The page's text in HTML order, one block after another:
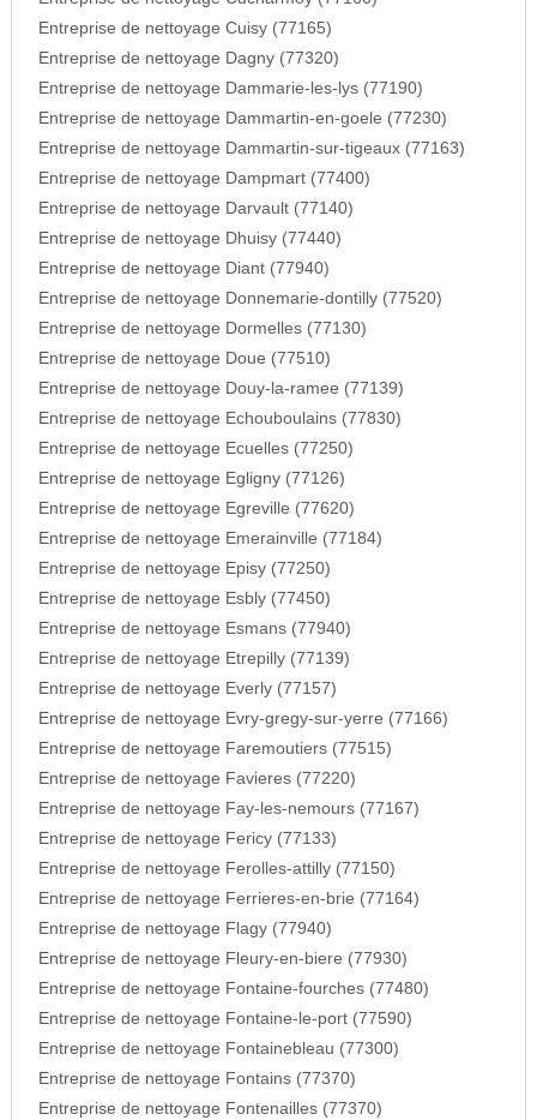
Entreprise de nettoyage Cuisy (77165)
Entreprise de nettoyage Dagny (77320)
Entreprise de nettoyage Dammarie-les-lys (77190)
Entreprise de nettoyage Dammartin-en-goele (77230)
Entreprise de nettoyage Dammartin-sur-tigeaux (77163)
Entreprise de nettoyage Dampmart (77400)
Entreprise de nettoyage Darvault (77140)
Entreprise de nettoyage Dhuisy (77440)
Entreprise de nettoyage Diant (77940)
Entreprise de nettoyage Donnemarie-dontilly (77520)
Entreprise de nettoyage Dormelles (77130)
Entreprise de nettoyage Doue (77510)
Entreprise de nettoyage Douy-la-ramee (77139)
Entreprise de nettoyage Echouboulains (77830)
Entreprise de nettoyage Ecuelles (77250)
Entreprise de nettoyage Egligny (77126)
Entreprise de nettoyage Egreville (77620)
Entreprise de nettoyage Emerainville (77184)
Entreprise de nettoyage Episy (77250)
Entreprise de nettoyage Esbly (77450)
Entreprise de nettoyage Esmans (77940)
Entreprise de nettoyage Etrepilly (77139)
Entreprise de nettoyage Everly (77157)
Entreprise de nettoyage Evry-gregy-sur-yerre (77166)
Entreprise de nettoyage Faremoutiers (77515)
Entreprise de nettoyage Favieres (77220)
Entreprise de nettoyage Fay-les-nemours (77167)
Entreprise de nettoyage Fericy (77133)
Entreprise de nettoyage Ferolles-attilly (77150)
Entreprise de nettoyage Ferrieres-en-brie (77164)
Entreprise de nettoyage Flagy (77940)
Entreprise de nettoyage Fleury-en-biere (77930)
Entreprise de nettoyage Fontaine-fourches (77480)
Entreprise de nettoyage Fontaine-le-port (77590)
Entreprise de nettoyage Fontainebleau (77300)
Entreprise de nettoyage Fontains (77370)
Entreprise de nettoyage Fontenailles (77370)